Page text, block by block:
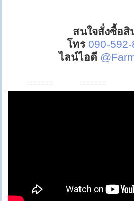
สนใจสั่งซื้อสิ
โทร 090-
ไลน์ไอดี